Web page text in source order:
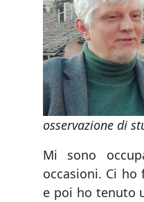
osservazione di
Mi sono
occasioni. Ci
e poi ho tenuto